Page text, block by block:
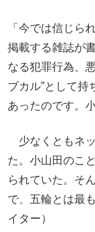
「今では信じら
掲載する雑誌が
なる犯罪行為、
ブカル”として持
あったのです。
少なくともネ
た。小山田のこ
られていた。そ
で、五輪とは最
イター）